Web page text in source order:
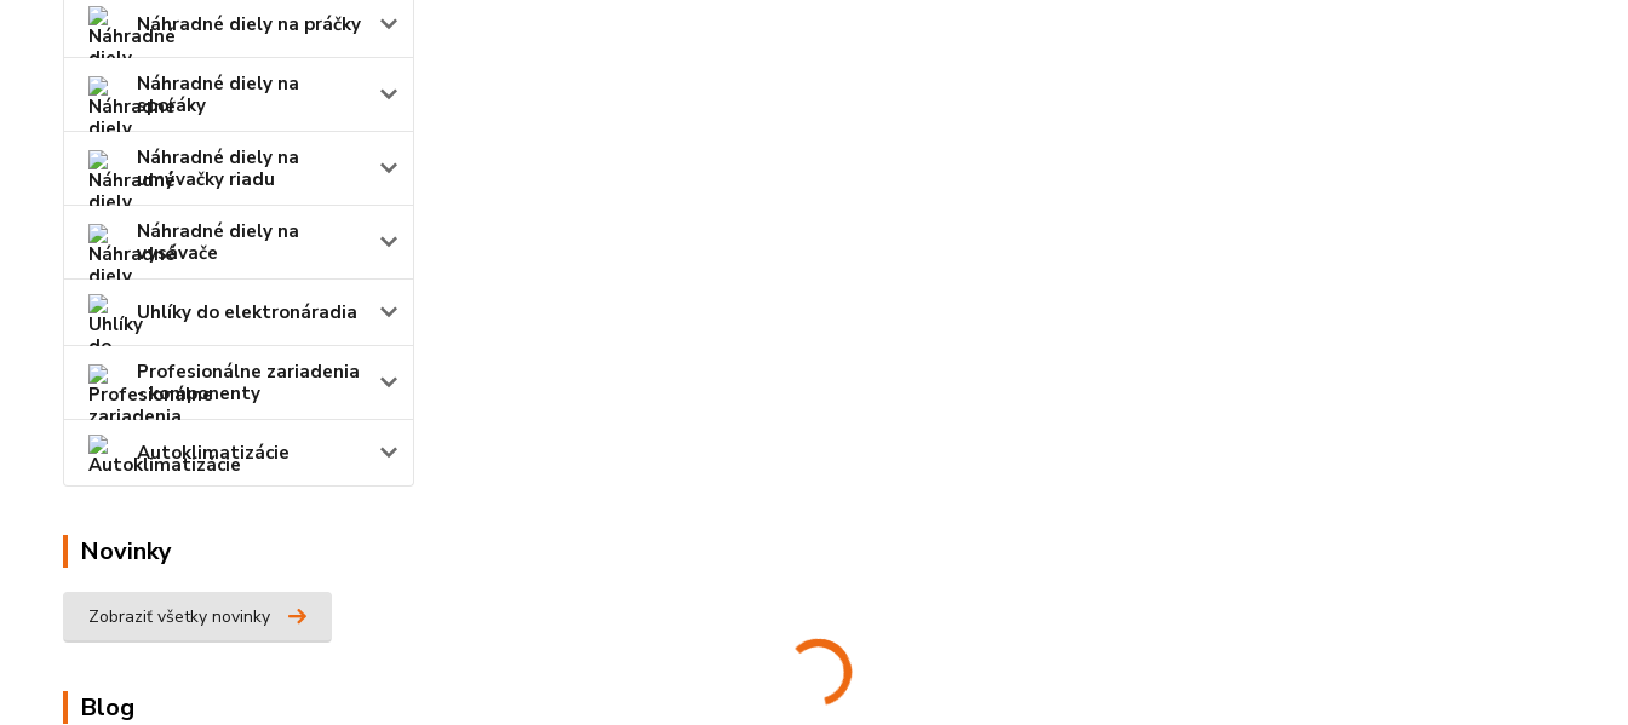
Náhradné diely na práčky
Náhradné diely na
sporáky
Náhradné diely na
umývačky riadu
Náhradné diely na
vysávače
Uhlíky do elektronáradia
Profesionálne zariadenia
- komponenty
Autoklimatizácie
Novinky
Zobraziť všetky novinky
Blog